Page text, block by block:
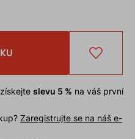
slevu 5 % na váš první
Zaregistrujte se na náš e-